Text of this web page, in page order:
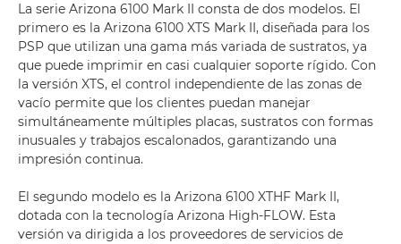
La serie Arizona 6100 Mark II consta de dos modelos. El
primero es la Arizona 6100 XTS Mark II, diseñada para los
PSP que utilizan una gama más variada de sustratos, ya
que puede imprimir en casi cualquier soporte rígido. Con
la versión XTS, el control independiente de las zonas de
vacío permite que los clientes puedan manejar
simultáneamente múltiples placas, sustratos con formas
inusuales y trabajos escalonados, garantizando una
impresión continua.
El segundo modelo es la Arizona 6100 XTHF Mark II,
dotada con la tecnología Arizona High-FLOW. Esta
versión va dirigida a los proveedores de servicios de